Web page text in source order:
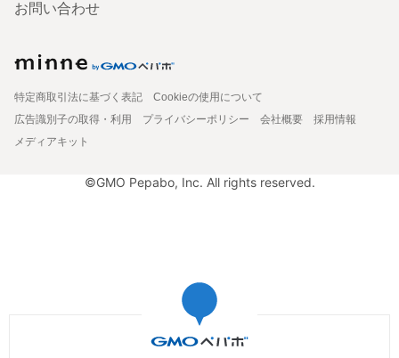
お問い合わせ
特定商取引法に基づく表記
Cookieの使用について
広告識別子の取得・利用
プライバシーポリシー 会社概要
採用情報
メディアキット
©GMO Pepabo, Inc. All rights reserved.